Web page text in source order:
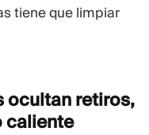
tiene que limpiar
ocultan retiros,
caliente